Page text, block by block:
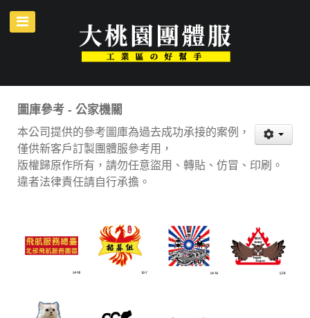
圖庫參考 - 公家機關
本公司提供的參考圖庫為過去成功承接的案例，
僅供新客戶訂製團體服參考用，
版權歸原作所有，請勿任意盜用、轉貼、仿冒、印刷。
違者法律責任請自行承擔。